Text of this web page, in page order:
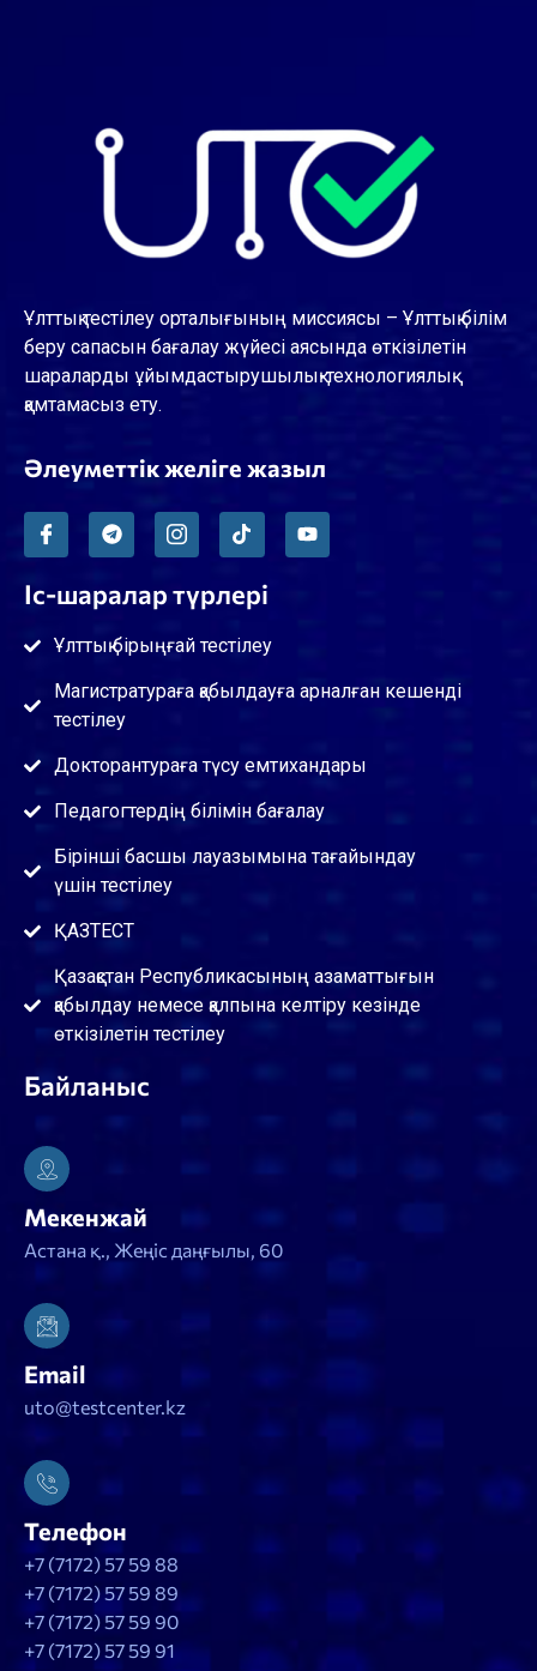
Ұлттық тестілеу орталығының миссиясы – Ұлттық білім
беру сапасын бағалау жүйесі аясында өткізілетін
шараларды ұйымдастырушылық-технологиялық
қамтамасыз ету.
Әлеуметтік желіге жазыл
Іс-шаралар түрлері
Ұлттық бірыңғай тестілеу
Магистратураға қабылдауға арналған кешенді
тестілеу
Докторантураға түсу емтихандары
Педагогтердің білімін бағалау
Бірінші басшы лауазымына тағайындау
үшін тестілеу
ҚАЗТЕСТ
Қазақстан Республикасының азаматтығын
қабылдау немесе қалпына келтіру кезінде
өткізілетін тестілеу
Байланыс
Мекенжай
Астана қ., Жеңіс даңғылы, 60
Email
uto@testcenter.kz
Телефон
+7 (7172) 57 59 88
+7 (7172) 57 59 89
+7 (7172) 57 59 90
+7 (7172) 57 59 91